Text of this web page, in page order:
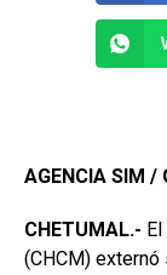
AGENCIA SIM
CHETUMAL.-
(CHCM)